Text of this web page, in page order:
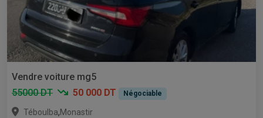
Vendre voiture mg5
55000 DT
50 000 DT Négociable
Téboulba,Monastir